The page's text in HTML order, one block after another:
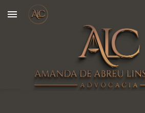
Skip to main content